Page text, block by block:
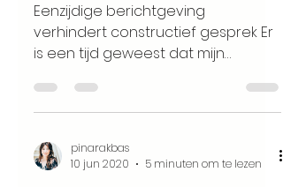
Eenzijdige berichtgeving
verhindert constructief gesprek Er
is een tijd geweest dat mijn
geapprecieerd door...
pinarakbas
10 jun 2020
5 minuten om te lezen